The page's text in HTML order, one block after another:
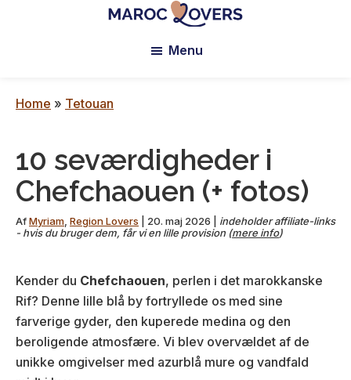
Menu
Home » Tetouan
10 seværdigheder i
Chefchaouen (+ fotos)
AfMyriam, Region Lovers 20. maj 2026
indeholder affiliate-links
- hvis du bruger dem, får vi en lille provision (mere info)
Kender du Chefchaouen, perlen i det marokkanske
Rif? Denne lille blå by fortryllede os med sine
farverige gyder, den kuperede medina og den
beroligende atmosfære. Vi blev overvældet af de
unikke omgivelser med azurblå mure og vandfald